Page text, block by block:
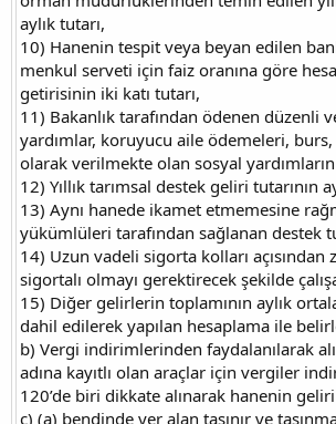
aylık tutarı,
10) Hanenin tespit veya beyan edilen
menkul serveti için faiz oranına göre
getirisinin iki katı tutarı,
11) Bakanlık tarafından ödenen düzenli
yardımlar, koruyucu aile ödemeleri,
olarak verilmekte olan sosyal yardımların
12) Yıllık tarımsal destek geliri tutarının
13) Aynı hanede ikamet etmemesine
yükümlüleri tarafından sağlanan destek
14) Uzun vadeli sigorta kolları
sigortalı olmayı gerektirecek şekilde
15) Diğer gelirlerin toplamının aylık
dahil edilerek yapılan hesaplama ile
b) Vergi indirimlerinden faydalanılarak
adına kayıtlı olan araçlar için vergiler
120’de biri dikkate alınarak hanenin geliri
c) (a) bendinde yer alan taşınır ve